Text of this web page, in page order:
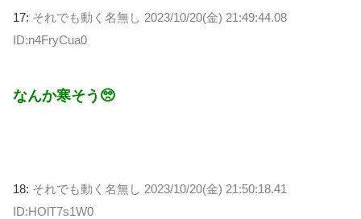
17: それでも動く名無し 2023/10/20(金) 21:49:44.08
ID:n4FryCua0
なんか寒そう🥺
18: それでも動く名無し 2023/10/20(金) 21:50:18.41
ID:HOlT7s1W0